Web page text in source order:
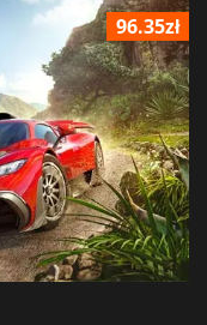
96.35zł